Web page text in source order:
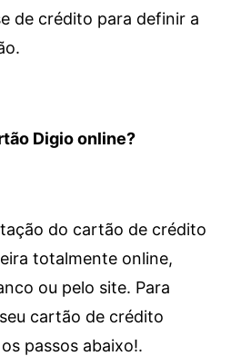
de crédito para definir a
Digio online?
do cartão de crédito
totalmente online,
ou pelo site. Para
cartão de crédito
passos abaixo!.